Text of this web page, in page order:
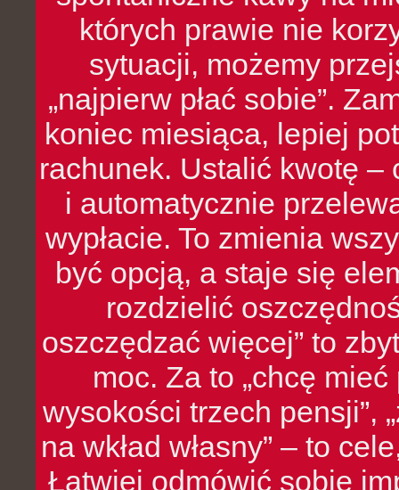
których prawie nie
sytuacji, możemy
„najpierw płać sobie”.
koniec miesiąca, lepiej
rachunek. Ustalić kwotę
i automatycznie
wypłacie. To zmienia
być opcją, a staje się
rozdzielić
oszczędzać więcej” to
moc. Za to „chcę
wysokości trzech pensji”,
na wkład własny” – to
Łatwiej odmówić sobie